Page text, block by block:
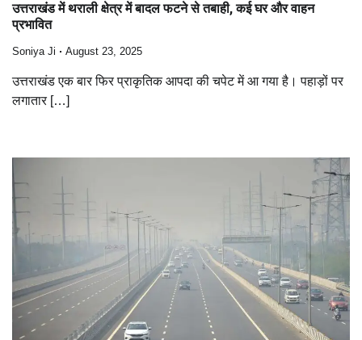
उत्तराखंड में थराली क्षेत्र में बादल फटने से तबाही, कई घर और वाहन
प्रभावित
Soniya Ji August 23, 2025
उत्तराखंड एक बार फिर प्राकृतिक आपदा की चपेट में आ गया है। पहाड़ों पर
लगातार […]